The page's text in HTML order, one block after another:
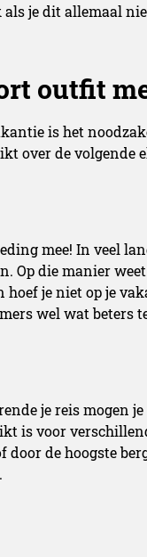
je dit allemaal
outfit
is het
over de volgende
mee! In veel
Op die manier
je niet op je
wel wat beters
je reis mogen je
is voor
door de hoogste